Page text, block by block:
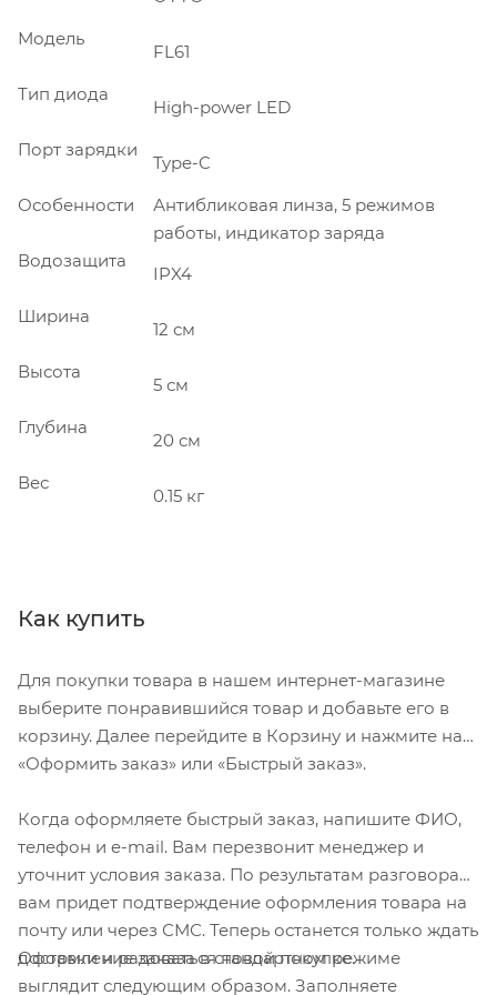
Модель
FL61
Тип диода
High-power LED
Порт зарядки
Type-C
Особенности
Антибликовая линза, 5 режимов
работы, индикатор заряда
Водозащита
IPX4
Ширина
12 см
Высота
5 см
Глубина
20 см
Вес
0.15 кг
Как купить
Для покупки товара в нашем интернет-магазине
выберите понравившийся товар и добавьте его в
корзину. Далее перейдите в Корзину и нажмите на
«Оформить заказ» или «Быстрый заказ».
Когда оформляете быстрый заказ, напишите ФИО,
телефон и e-mail. Вам перезвонит менеджер и
уточнит условия заказа. По результатам разговора
вам придет подтверждение оформления товара на
почту или через СМС. Теперь останется только ждать
доставки и радоваться новой покупке.
Оформление заказа в стандартном режиме
выглядит следующим образом. Заполняете